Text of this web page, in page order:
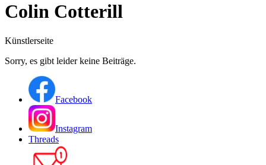
Colin Cotterill
Künstlerseite
Sorry, es gibt leider keine Beiträge.
Facebook
Instagram
Threads